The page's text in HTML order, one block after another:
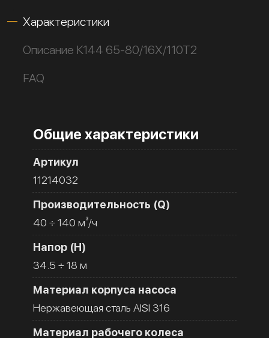
Характеристики
Описание К144 65-80/16Х/110Т2
FAQ
Общие характеристики
Артикул
11214032
Производительность (Q)
40 ÷ 140 м³/ч
Напор (H)
34.5 ÷ 18 м
Материал корпуса насоса
Нержавеющая сталь AISI 316
Материал рабочего колеса